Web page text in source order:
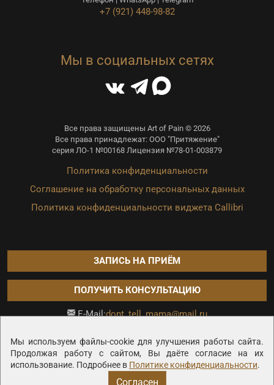
Мы используем файлы-cookie для улучшения работы сайта.
Продолжая работу с сайтом, Вы даёте согласие на их
использование. Подробнее в Политике конфиденциальности.
Согласен
+7 (921) 448-98-82
Мы в социальных сетях
Все права защищены Art of Pain © 2026
Все права принадлежат: ООО "Притяжение"
серия ЛО-1 №00168 Лицензия №78-01-003879
Политика конфиденциальности
Соглашение на обработку персональных данных
Политика конфиденциальности виджета Callibri
ЗАПИСЬ НА ПРИЁМ
ПОЛУЧИТЬ КОНСУЛЬТАЦИЮ
E-Mail:dont_tell_mama@mail.ru